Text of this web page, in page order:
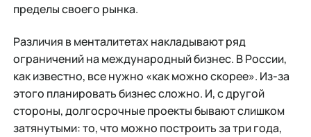
пределы своего рынка.
Различия в менталитетах накладывают ряд
ограничений на международный бизнес. В России,
как известно, все нужно «как можно скорее». Из-за
этого планировать бизнес сложно. И, с другой
стороны, долгосрочные проекты бывают слишком
затянутыми: то, что можно построить за три года,